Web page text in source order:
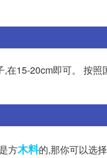
15-20cm即可。 按
方木料的,那你可以选